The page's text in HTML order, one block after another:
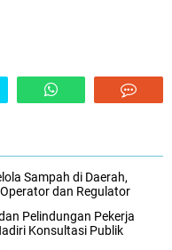
Sampah di Daerah,
dan Regulator
Pelindungan Pekerja
Konsultasi Publik